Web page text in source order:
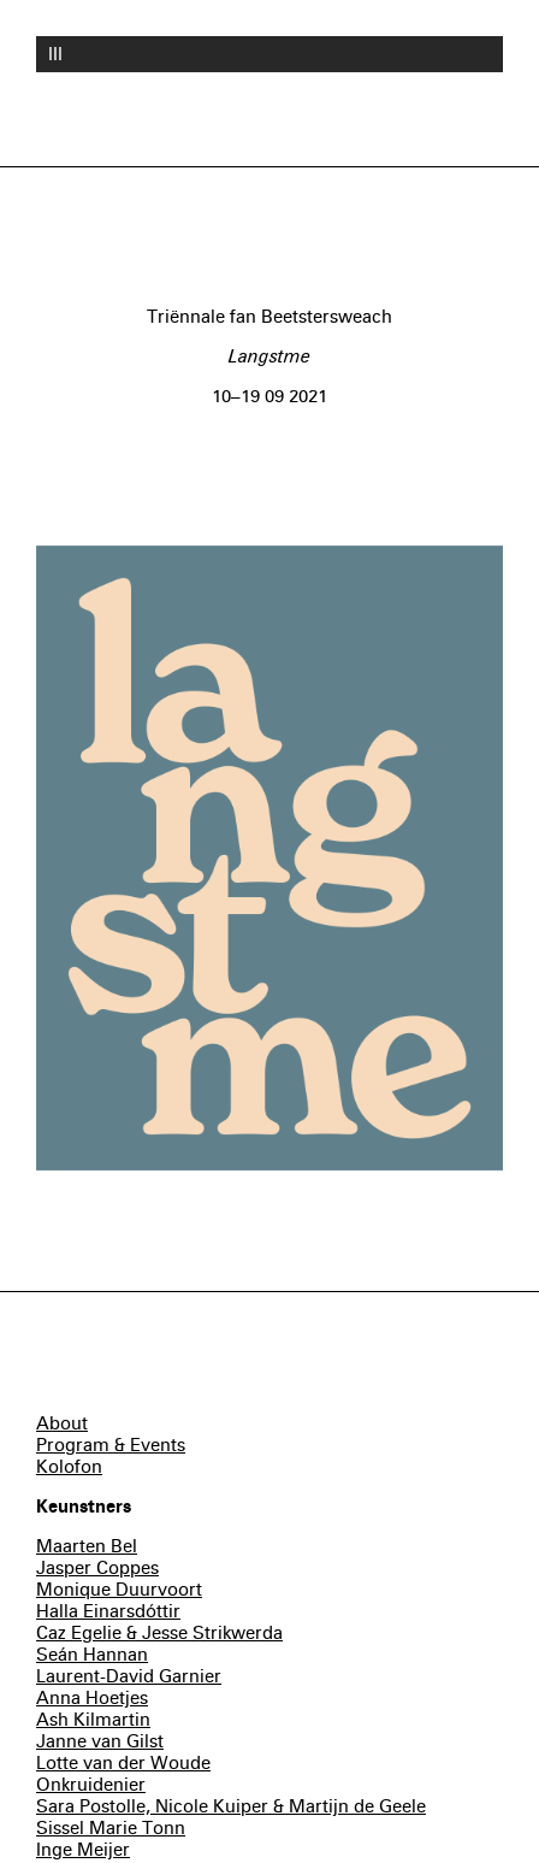
III
Triënnale fan Beetstersweach
Langstme
10–19 09 2021
About
Program & Events
Kolofon
Keunstners
Maarten Bel
Jasper Coppes
Monique Duurvoort
Halla Einarsdóttir
Caz Egelie & Jesse Strikwerda
Seán Hannan
Laurent-David Garnier
Anna Hoetjes
Ash Kilmartin
Janne van Gilst
Lotte van der Woude
Onkruidenier
Sara Postolle, Nicole Kuiper & Martijn de Geele
Sissel Marie Tonn
Inge Meijer